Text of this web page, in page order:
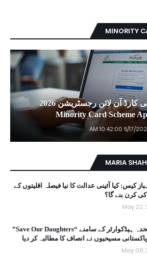
MINORITY
حکومتِ پنجاب اقلیتی کارڈ آن لائن رجسٹریشن 2026
Minority Card Scheme
5/17/2026
MARIA
کیس: کیا آئینی عدالت کا نیا فیصلہ اقلیتوں کے
کی کرن بنے گا؟
May 22,
اقوام متحدہ ہیڈکوارٹر کے سامنے “Save Our Daughters”
پاکستانی مسیحیوں نے انصاف کا مطالبہ کر دیا
May 08,